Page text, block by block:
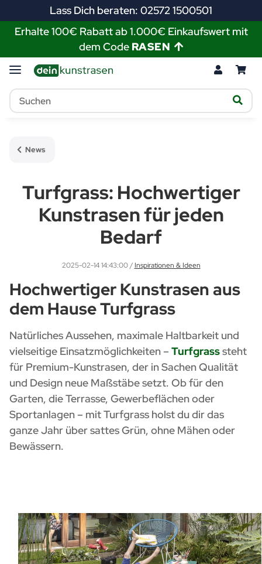
Lass Dich beraten: 02572 1500501
Erhalte 100€ Rabatt ab 1.000€ Einkaufswert mit
dem Code RASEN
News
Turfgrass: Hochwertiger
Kunstrasen für jeden
Bedarf
2025-02-14 14:43:00 / Inspirationen & Ideen
Hochwertiger Kunstrasen aus
dem Hause Turfgrass
Natürliches Aussehen, maximale Haltbarkeit und
vielseitige Einsatzmöglichkeiten – Turfgrasssteht
für Premium-Kunstrasen, der in Sachen Qualität
und Design neue Maßstäbe setzt. Ob für den
Garten, die Terrasse, Gewerbeflächen oder
Sportanlagen – mit Turfgrass holst du dir das
ganze Jahr über sattes Grün, ohne Mähen oder
Bewässern.